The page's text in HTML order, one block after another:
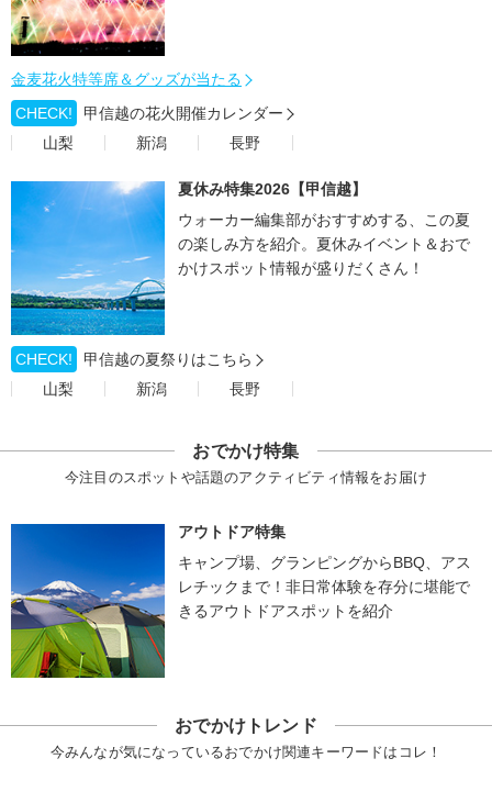
金麦花火特等席＆グッズが当たる
CHECK!
甲信越の花火開催カレンダー
山梨
新潟 長野
夏休み特集2026【甲信越】
ウォーカー編集部がおすすめする、この夏
の楽しみ方を紹介。夏休みイベント＆おで
かけスポット情報が盛りだくさん！
CHECK!
甲信越の夏祭りはこちら
山梨
新潟 長野
おでかけ特集
今注目のスポットや話題のアクティビティ情報をお届け
アウトドア特集
キャンプ場、グランピングからBBQ、アス
レチックまで！非日常体験を存分に堪能で
きるアウトドアスポットを紹介
おでかけトレンド
今みんなが気になっているおでかけ関連キーワードはコレ！